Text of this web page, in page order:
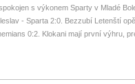
s výkonem Sparty v Mladé
- Sparta 2:0. Bezzubí Letenští
0:2. Klokani mají první výhru,